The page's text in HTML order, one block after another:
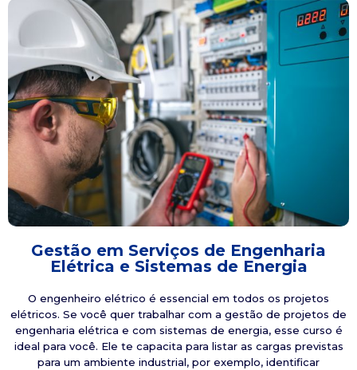
Gestão em Serviços de Engenharia
Elétrica e Sistemas de Energia
O engenheiro elétrico é essencial em todos os projetos
elétricos. Se você quer trabalhar com a gestão de projetos de
engenharia elétrica e com sistemas de energia, esse curso é
ideal para você. Ele te capacita para listar as cargas previstas
para um ambiente industrial, por exemplo, identificar